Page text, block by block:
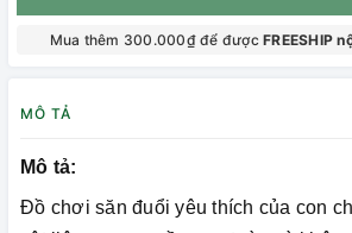
Mua thêm 300.000₫ để đượcFREESHIP
MÔ TẢ
Mô tả:
Đồ chơi săn đuổi yêu thích của con